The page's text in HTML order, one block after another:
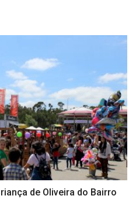
de Oliveira do Bairro